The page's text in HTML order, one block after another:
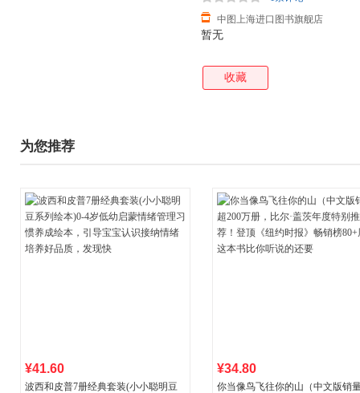
暂无
中图上海进口图书旗舰店
收藏
为您推荐
¥41.60
波西和皮普7册经典套装(小小聪明豆
¥34.80
你当像鸟飞往你的山（中文版销